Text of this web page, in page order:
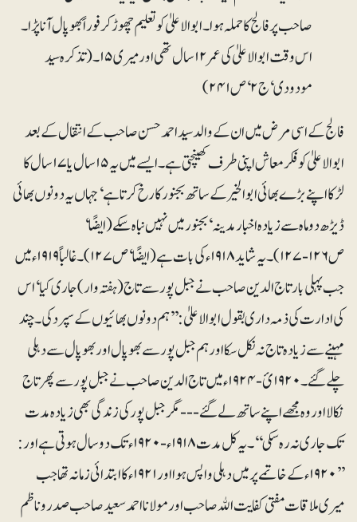
صاحب پر فالج کا حملہ ہوا۔ ابوالاعلیٰ کو تعلیم چھوڑ کر فوراً بھوپال آنا پڑا۔
اس وقت ابوالاعلیٰ کی عمر ۱۲سال تھی اور میری۱۵۔ (تذکرہ سید
مودودی‘ ج۲‘ ص ۲۴۱)
فالج کے اسی مرض میں ان کے والد سید احمد حسن صاحب کے انتقال کے بعد
ابوالاعلیٰ کو فکرمعاش اپنی طرف کھینچتی ہے۔ ایسے میں یہ ۱۵ سال یا ۱۷ سال کا
لڑکا اپنے بڑے بھائی ابوالخیر کے ساتھ بجنور کا رخ کرتا ہے‘ جہاں یہ دونوں بھائی
ڈیڑھ دو ماہ سے زیادہ اخبار مدینہ‘ بجنور میں نہیں نباہ سکے(ایضًا‘
ص ۱۲۶-۱۲۷)۔ یہ شاید ۱۹۱۸ء کی بات ہے(ایضًا‘ ص ۱۲۷)۔ غالباً ۱۹۱۹ء میں
جب پہلی بار تاج الدین صاحب نے جبل پور سے تاج (ہفتہ وار) جاری کیا‘ اس
کی ادارت کی ذمہ داری بقول ابوالاعلیٰ: ’’ہم دونوں بھائیوں کے سپرد کی۔ چند
مہینے سے زیادہ تاج نہ نکل سکا اور ہم جبل پور سے بھوپال اور بھوپال سے دہلی
چلے گئے۔۱۹۲۰ئ-۱۹۲۴ء میں تاج الدین صاحب نے جبل پور سے پھر تاج
نکالا اور وہ مجھے اپنے ساتھ لے گئے --- مگر جبل پور کی زندگی بھی زیادہ مدت
تک جاری نہ رہ سکی‘‘۔ یہ کل مدت ۱۹۱۸ء - ۱۹۲۰ء تک دو سال ہوتی ہے اور:
’’۱۹۲۰ء کے خاتمے پر میں دہلی واپس ہوا اور ۱۹۲۱ء کا ابتدائی زمانہ تھا جب
میری ملاقات مفتی کفایت اﷲ صاحب اور مولانا احمد سعید صاحب صدر و ناظم